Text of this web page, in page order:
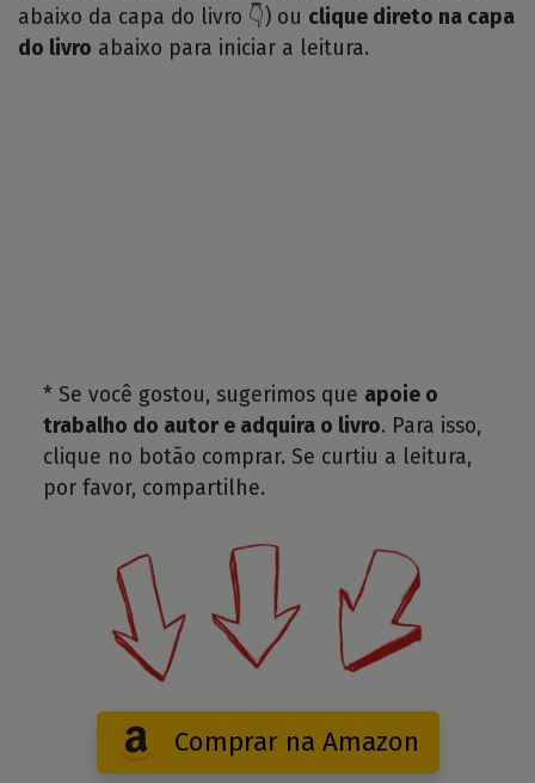
abaixo da capa do livro 👇) ou clique direto na capa
do livro abaixo para iniciar a leitura.
* Se você gostou, sugerimos que apoie o
trabalho do autor e adquira o livro. Para isso,
clique no botão comprar. Se curtiu a leitura,
por favor, compartilhe.
Comprar na Amazon